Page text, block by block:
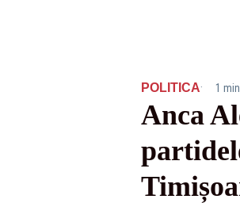
POLITICA· 1
Anca